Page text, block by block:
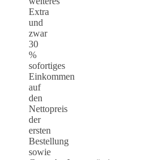
Extra
und
zwar
30
%
sofortiges
Einkommen
auf
den
Nettopreis
der
ersten
Bestellung
sowie